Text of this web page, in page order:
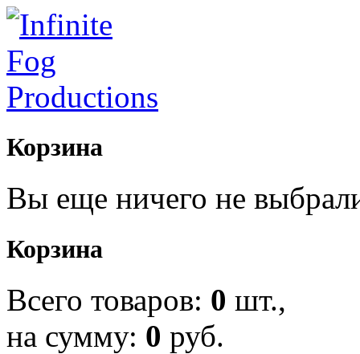
Корзина
Вы еще ничего не
Корзина
Всего товаров: 0 шт.,
на сумму: 0 руб.